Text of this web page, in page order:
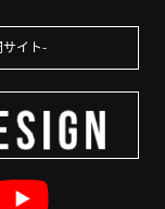
サイト